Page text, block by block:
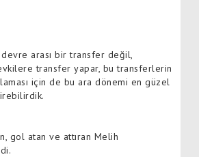
arası bir transfer değil,
transfer yapar, bu transferlerin
için de bu ara dönemi en güzel
gol atan ve attıran Melih